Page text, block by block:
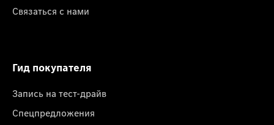
Связаться с нами
Гид покупателя
Запись на тест-драйв
Спецпредложения